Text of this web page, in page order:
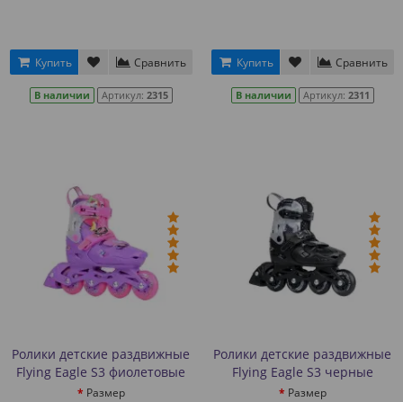
Купить Сравнить
В наличии Артикул: 2315
Купить Сравнить
В наличии Артикул: 2311
Ролики детские раздвижные
Flying Eagle S3 фиолетовые
Размер
Ролики детские раздвижные
Flying Eagle S3 черные
Размер